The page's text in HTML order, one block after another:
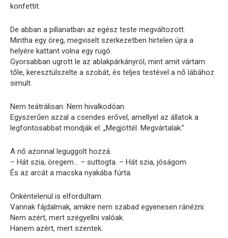
konfettit.
De abban a pillanatban az egész teste megváltozott.
Mintha egy öreg, megviselt szerkezetben hirtelen újra a
helyére kattant volna egy rugó.
Gyorsabban ugrott le az ablakpárkányról, mint amit vártam
tőle, keresztülszelte a szobát, és teljes testével a nő lábához
simult.
Nem teátrálisan. Nem hivalkodóan.
Egyszerűen azzal a csendes erővel, amellyel az állatok a
legfontosabbat mondják el: „Megjöttél. Megvártalak.”
A nő azonnal leguggolt hozzá.
– Hát szia, öregem… – suttogta. – Hát szia, jóságom.
És az arcát a macska nyakába fúrta.
Önkéntelenül is elfordultam.
Vannak fájdalmak, amikre nem szabad egyenesen ránézni.
Nem azért, mert szégyellni valóak.
Hanem azért, mert szentek.